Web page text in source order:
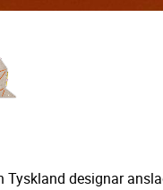
Tyskland designar